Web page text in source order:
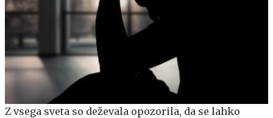
Z vsega sveta so deževala opozorila, da se lahko